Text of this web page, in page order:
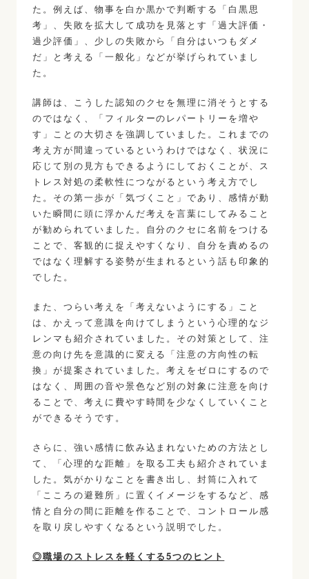
た。例えば、物事を白か黒かで判断する「白黒思
考」、失敗を拡大して成功を見落とす「過大評価・
過少評価」、少しの失敗から「自分はいつもダメ
だ」と考える「一般化」などが挙げられていまし
た。
講師は、こうした認知のクセを無理に消そうとする
のではなく、「フィルターのレパートリーを増や
す」ことの大切さを強調していました。これまでの
考え方が間違っているというわけではなく、状況に
応じて別の見方もできるようにしておくことが、ス
トレス対処の柔軟性につながるという考え方でし
た。その第一歩が「気づくこと」であり、感情が動
いた瞬間に頭に浮かんだ考えを言葉にしてみること
が勧められていました。自分のクセに名前をつける
ことで、客観的に捉えやすくなり、自分を責めるの
ではなく理解する姿勢が生まれるという話も印象的
でした。
また、つらい考えを「考えないようにする」こと
は、かえって意識を向けてしまうという心理的なジ
レンマも紹介されていました。その対策として、注
意の向け先を意識的に変える「注意の方向性の転
換」が提案されていました。考えをゼロにするので
はなく、周囲の音や景色など別の対象に注意を向け
ることで、考えに費やす時間を少なくしていくこと
ができるそうです。
さらに、強い感情に飲み込まれないための方法とし
て、「心理的な距離」を取る工夫も紹介されていま
した。気がかりなことを書き出し、封筒に入れて
「こころの避難所」に置くイメージをするなど、感
情と自分の間に距離を作ることで、コントロール感
を取り戻しやすくなるという説明でした。
◎職場のストレスを軽くする5つのヒント